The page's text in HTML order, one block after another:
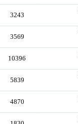
3243
3569
10396
5839
4870